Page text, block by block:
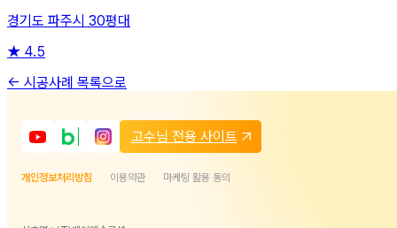
경기도 파주시 30평대
★ 4.5
← 시공사례 목록으로
고수님 전용 사이트
개인정보처리방침 이용약관 마케팅 활용 동의